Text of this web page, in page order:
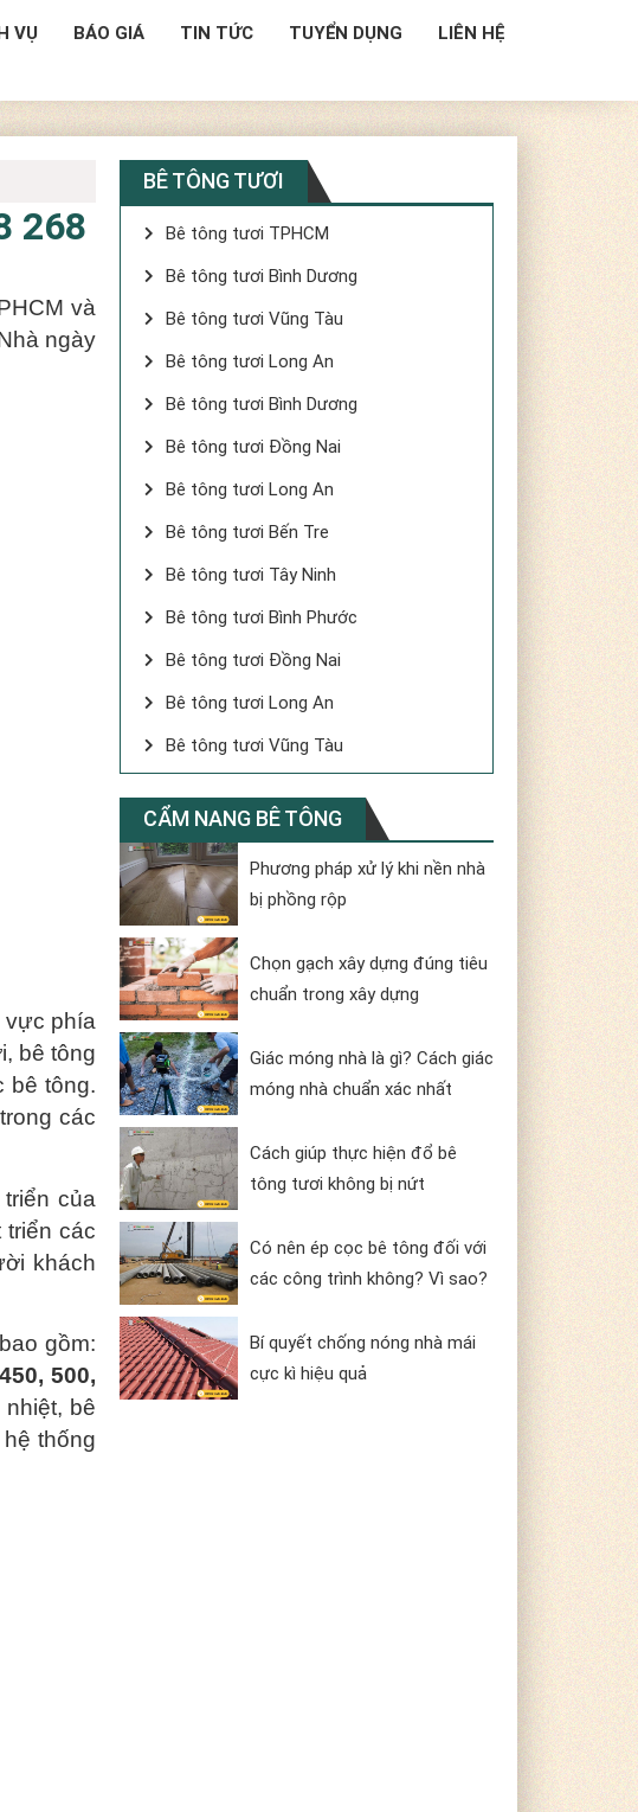
VỤ BÁO GIÁ TIN TỨC TUYỂN DỤNG LIÊN HỆ
268
và
ngày
vực phía
bê tông
bê tông.
các
của
các
khách
gồm:
500,
bê
thống
BÊ TÔNG TƯƠI
Bê tông tươi TPHCM
Bê tông tươi Bình Dương
Bê tông tươi Vũng Tàu
Bê tông tươi Long An
Bê tông tươi Bình Dương
Bê tông tươi Đồng Nai
Bê tông tươi Long An
Bê tông tươi Bến Tre
Bê tông tươi Tây Ninh
Bê tông tươi Bình Phước
Bê tông tươi Đồng Nai
Bê tông tươi Long An
Bê tông tươi Vũng Tàu
CẨM NANG BÊ TÔNG
Phương pháp xử lý khi nền nhà
bị phồng rộp
Chọn gạch xây dựng đúng tiêu
chuẩn trong xây dựng
Giác móng nhà là gì? Cách giác
móng nhà chuẩn xác nhất
Cách giúp thực hiện đổ bê
tông tươi không bị nứt
Có nên ép cọc bê tông đối với
các công trình không? Vì sao?
Bí quyết chống nóng nhà mái
cực kì hiệu quả